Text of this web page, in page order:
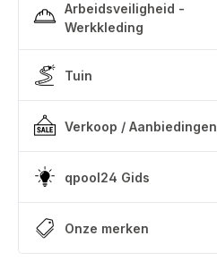
Arbeidsveiligheid -
Werkkleding
Tuin
Verkoop / Aanbiedingen
qpool24 Gids
Onze merken